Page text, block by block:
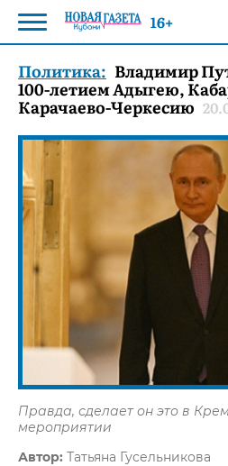
Политика: Владимир
100-летием Адыгею,
Карачаево-Черкесию
Правда, сделает он это в
мероприятии
Автор: Татьяна Гусельникова
16+